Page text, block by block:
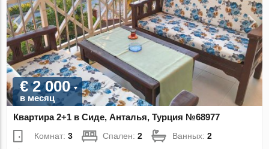
€ 2 000
в месяц
Квартира 2+1 в Сиде, Анталья, Турция №68977
Комнат:3 Спален:2 Ванных:2